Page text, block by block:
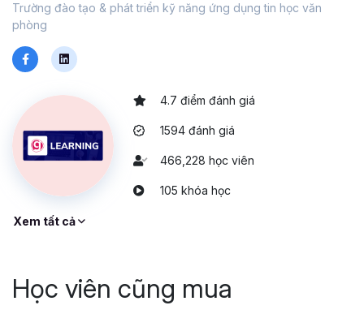
Trường đào tạo & phát triển kỹ năng ứng dụng tin học văn
phòng
4.7 điểm đánh giá
1594 đánh giá
466,228 học viên
105 khóa học
Xem tất cả
Học viên cũng mua